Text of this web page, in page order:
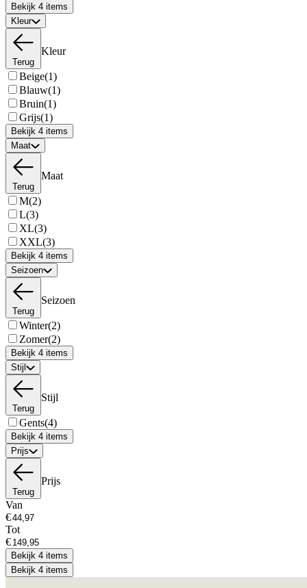
Bekijk 4 items
Kleur
Terug
Kleur
Beige(1)
Blauw(1)
Bruin(1)
Grijs(1)
Bekijk 4 items
Maat
Terug
Maat
M(2)
L(3)
XL(3)
XXL(3)
Bekijk 4 items
Seizoen
Terug
Seizoen
Winter(2)
Zomer(2)
Bekijk 4 items
Stijl
Terug
Stijl
Gents(4)
Bekijk 4 items
Prijs
Terug
Prijs
Van
€
Tot
€
Bekijk 4 items
Bekijk 4 items